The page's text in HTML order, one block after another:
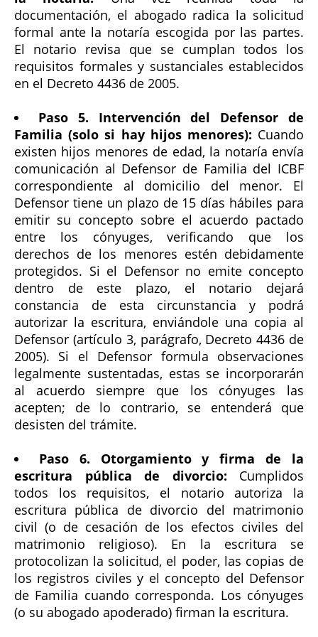
documentación, el abogado radica la solicitud
formal ante la notaría escogida por las partes.
El notario revisa que se cumplan todos los
requisitos formales y sustanciales establecidos
en el Decreto 4436 de 2005.
Paso 5. Intervención del Defensor de
Familia (solo si hay hijos menores): Cuando
existen hijos menores de edad, la notaría envía
comunicación al Defensor de Familia del ICBF
correspondiente al domicilio del menor. El
Defensor tiene un plazo de 15 días hábiles para
emitir su concepto sobre el acuerdo pactado
entre los cónyuges, verificando que los
derechos de los menores estén debidamente
protegidos. Si el Defensor no emite concepto
dentro de este plazo, el notario dejará
constancia de esta circunstancia y podrá
autorizar la escritura, enviándole una copia al
Defensor (artículo 3, parágrafo, Decreto 4436 de
2005). Si el Defensor formula observaciones
legalmente sustentadas, estas se incorporarán
al acuerdo siempre que los cónyuges las
acepten; de lo contrario, se entenderá que
desisten del trámite.
Paso 6. Otorgamiento y firma de la
escritura pública de divorcio: Cumplidos
todos los requisitos, el notario autoriza la
escritura pública de divorcio del matrimonio
civil (o de cesación de los efectos civiles del
matrimonio religioso). En la escritura se
protocolizan la solicitud, el poder, las copias de
los registros civiles y el concepto del Defensor
de Familia cuando corresponda. Los cónyuges
(o su abogado apoderado) firman la escritura.